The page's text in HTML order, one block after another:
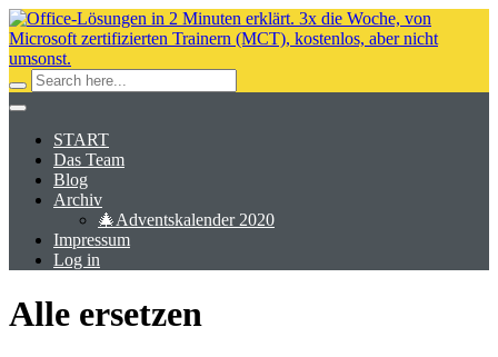
START
Das Team
Blog
Archiv
🎄Adventskalender 2020
Impressum
Log in
Alle ersetzen